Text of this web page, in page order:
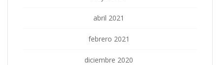
abril 2021
febrero 2021
diciembre 2020